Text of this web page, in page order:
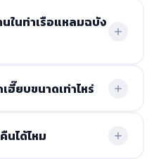
นในท่าเรือแหลมฉบัง
ได้รับอนุญาต และต้อง
ฮี๊ยบขนาดเท่าไหร่
ยก โดยทั่วไปจะใช้รถเฮี๊ยบ
นได้ไหม